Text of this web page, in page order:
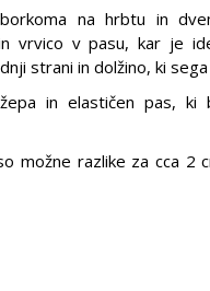
na hrbtu in
vrvico v pasu, kar je
strani in dolžino, ki
in elastičen pas, ki
možne razlike za cca 2